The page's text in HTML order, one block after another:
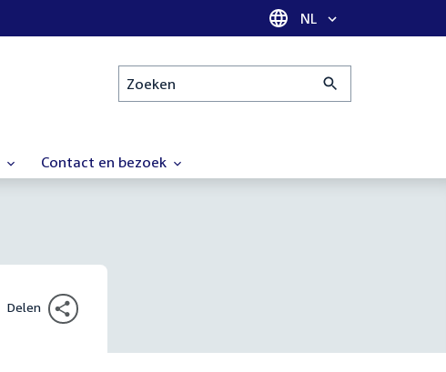
Taal selectie
NL
Zoeken
Contact en bezoek
Delen